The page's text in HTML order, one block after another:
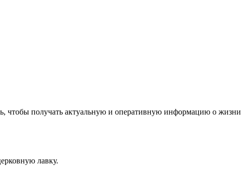
чтобы получать актуальную и оперативную информацию о жизни
лавку.